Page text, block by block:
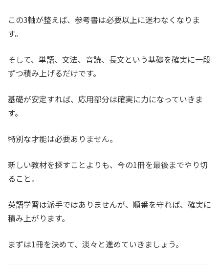
この3軸が整えば、参考書は必要以上に迷わなくなりま
す。
そして、単語、文法、音読、長文という基礎を確実に一段
ずつ積み上げるだけです。
基礎が安定すれば、応用部分は確実に力になっていきま
す。
特別な才能は必要ありません。
新しい教材を探すことよりも、今の1冊を最後までやり切
ること。
英語学習は派手ではありませんが、順番を守れば、確実に
積み上がります。
まずは1冊を決めて、淡々と進めていきましょう。